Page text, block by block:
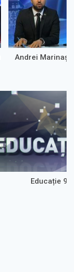
Andrei Marinaș
Educație 9